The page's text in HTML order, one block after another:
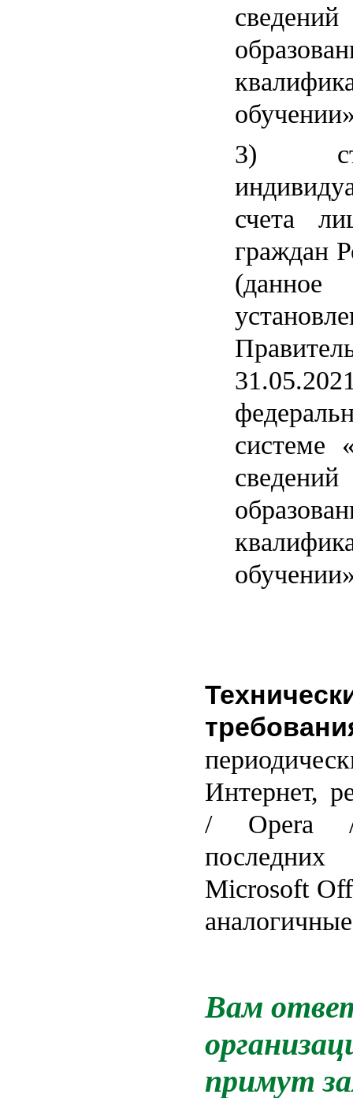
3)
счета
граждан
системе
Интернет,
/ Opera /
Microsoft
Вам
примут